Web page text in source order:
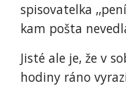
spisovatelka
kam pošta
Jisté ale je, že v
hodiny ráno